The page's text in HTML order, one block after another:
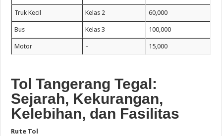
Truk Kecil Kelas 2 60,000
Bus Kelas 3 100,000
Motor – 15,000
Tol Tangerang Tegal:
Sejarah, Kekurangan,
Kelebihan, dan Fasilitas
Rute Tol